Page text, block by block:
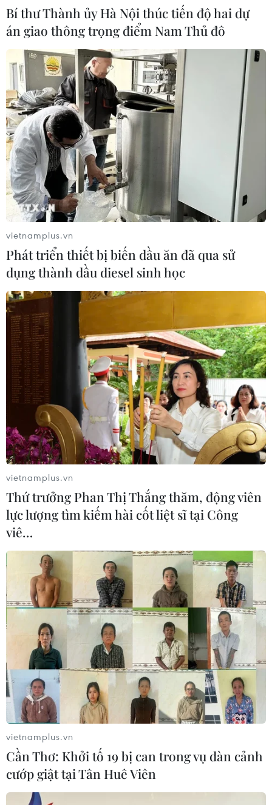
TIN CÙNG CHUYÊN MỤC
Vận tải biển toàn cầu tăng mạnh bất
Bí thư Thành ủy Hà Nội thúc tiến độ hai dự
án giao thông trọng điểm Nam Thủ đô
vietnamplus.vn
Phát triển thiết bị biến dầu ăn đã qua sử
dụng thành dầu diesel sinh học
vietnamplus.vn
Thứ trưởng Phan Thị Thắng thăm, động viên
lực lượng tìm kiếm hài cốt liệt sĩ tại Công
viê…
vietnamplus.vn
Cần Thơ: Khởi tố 19 bị can trong vụ dàn cảnh
cướp giật tại Tân Huê Viên